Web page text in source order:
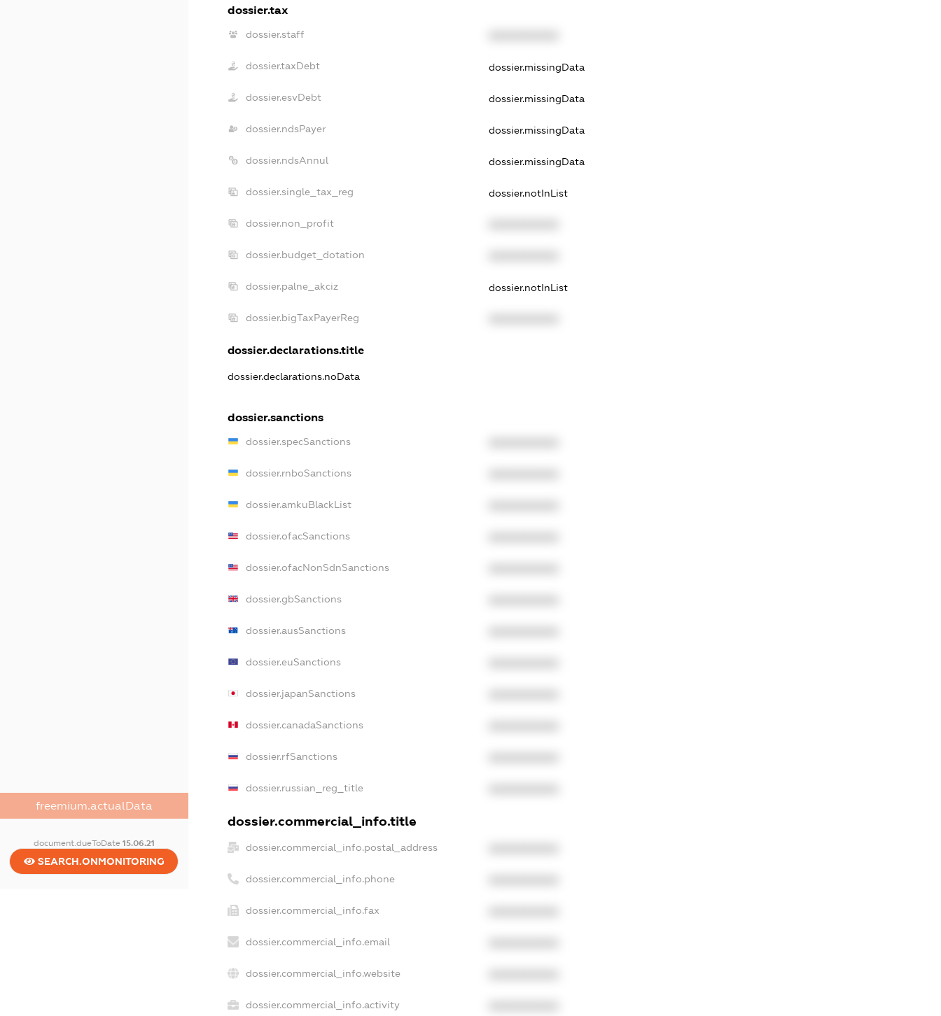
freemium.actualData
document.dueToDate 15.06.21
SEARCH.ONMONITORING
dossier.tax
dossier.staff
dossier.taxDebt dossier.missingData
dossier.esvDebt dossier.missingData
dossier.ndsPayer dossier.missingData
dossier.ndsAnnul dossier.missingData
dossier.single_tax_reg dossier.notInList
dossier.non_profit
dossier.budget_dotation
dossier.palne_akciz dossier.notInList
dossier.bigTaxPayerReg
dossier.declarations.title
dossier.declarations.noData
dossier.sanctions
dossier.specSanctions
dossier.rnboSanctions
dossier.amkuBlackList
dossier.ofacSanctions
dossier.ofacNonSdnSanctions
dossier.gbSanctions
dossier.ausSanctions
dossier.euSanctions
dossier.japanSanctions
dossier.canadaSanctions
dossier.rfSanctions
dossier.russian_reg_title
dossier.commercial_info.title
dossier.commercial_info.postal_address
dossier.commercial_info.phone
dossier.commercial_info.fax
dossier.commercial_info.email
dossier.commercial_info.website
dossier.commercial_info.activity